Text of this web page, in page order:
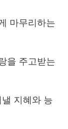
마무리하는
을 주고받는
지혜와 능